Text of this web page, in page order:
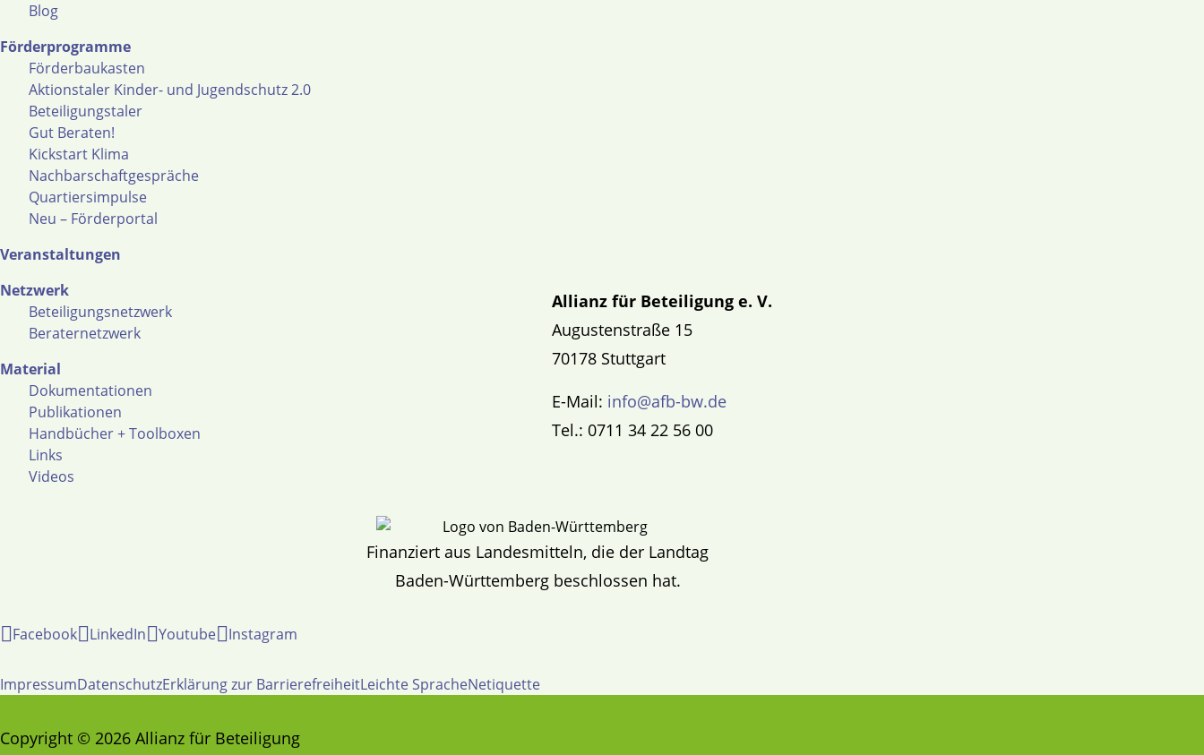
Blog
Förderprogramme
Förderbaukasten
Aktionstaler Kinder- und Jugendschutz 2.0
Beteiligungstaler
Gut Beraten!
Kickstart Klima
Nachbarschaftgespräche
Quartiersimpulse
Neu – Förderportal
Veranstaltungen
Netzwerk
Beteiligungsnetzwerk
Beraternetzwerk
Material
Dokumentationen
Publikationen
Handbücher + Toolboxen
Links
Videos
Allianz für Beteiligung e. V.
Augustenstraße 15
70178 Stuttgart
E-Mail: info@afb-bw.de
Tel.: 0711 34 22 56 00
Finanziert aus Landesmitteln, die der Landtag
Baden-Württemberg beschlossen hat.
Facebook LinkedIn Youtube Instagram
ImpressumDatenschutzErklärung zur BarrierefreiheitLeichte SpracheNetiquette
Copyright © 2026 Allianz für Beteiligung